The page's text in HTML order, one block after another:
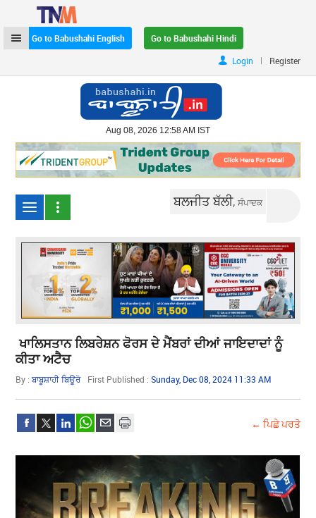
Go to Babushahi English
Go to Babushahi Hindi
Login
| Register
Aug 08, 2026 12:58 AM IST
ਬਲਜੀਤ ਬੱਲੀ,ਸੰਪਾਦਕ
ਖਾਲਿਸਤਾਨ ਲਿਬਰੇਸ਼ਨ ਫੋਰਸ ਦੇ ਮੈਂਬਰਾਂ ਦੀਆਂ ਜਾਇਦਾਦਾਂ ਨੂੰ
ਕੀਤਾ ਅਟੈਚ
By :ਬਾਬੂਸ਼ਾਹੀ ਬਿਊਰੋ First Published :Sunday, Dec 08, 2024 11:33 AM
← ਪਿਛੇ ਪਰਤੋ